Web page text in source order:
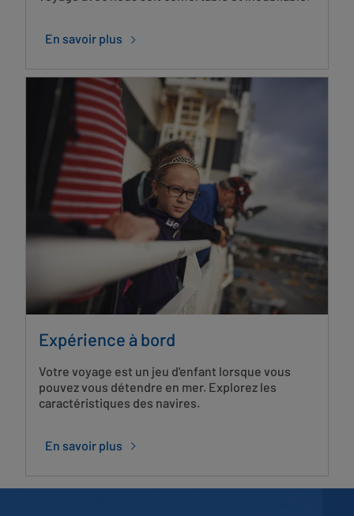
En savoir plus
Expérience à bord
Votre voyage est un jeu d'enfant lorsque vous
pouvez vous détendre en mer. Explorez les
caractéristiques des navires.
En savoir plus